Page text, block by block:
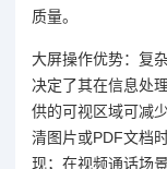
质量。
大屏操作优势：复
决定了其在信息处
供的可视区域可减
清图片或PDF文档
现；在视频通话场